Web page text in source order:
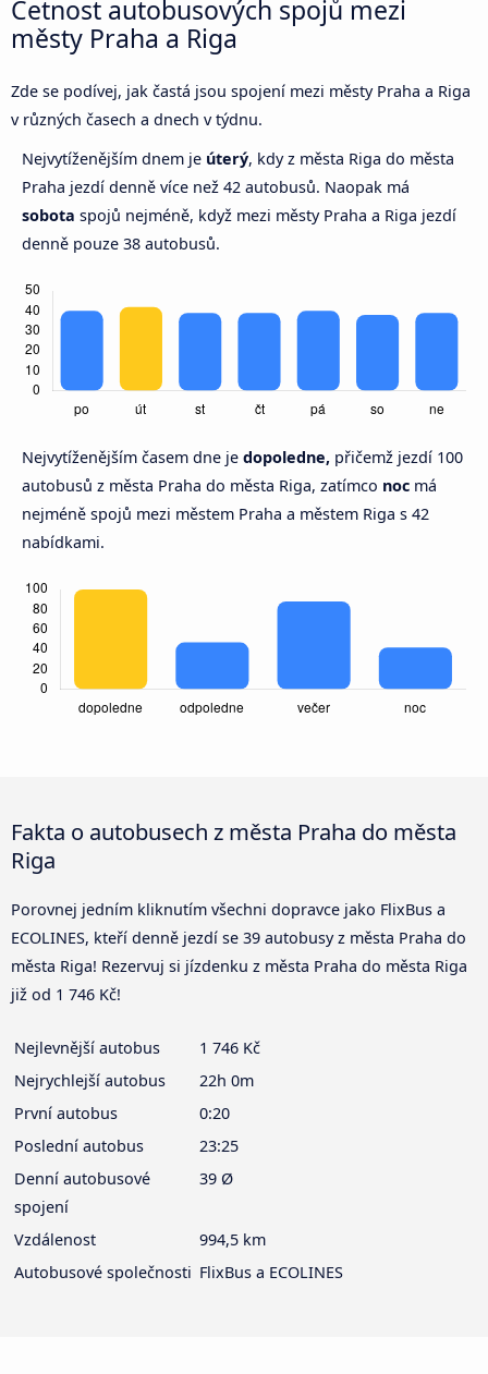
Četnost autobusových spojů mezi
městy Praha a Riga
Zde se podívej, jak častá jsou spojení mezi městy Praha a Riga
v různých časech a dnech v týdnu.
Nejvytíženějším dnem je úterý, kdy z města Riga do města
Praha jezdí denně více než 42 autobusů. Naopak má
sobota spojů nejméně, když mezi městy Praha a Riga jezdí
denně pouze 38 autobusů.
Nejvytíženějším časem dne je dopoledne, přičemž jezdí 100
autobusů z města Praha do města Riga, zatímco noc má
nejméně spojů mezi městem Praha a městem Riga s 42
nabídkami.
Fakta o autobusech z města Praha do města
Riga
Porovnej jedním kliknutím všechni dopravce jako FlixBus a
ECOLINES, kteří denně jezdí se 39 autobusy z města Praha do
města Riga! Rezervuj si jízdenku z města Praha do města Riga
již od 1 746 Kč!
Nejlevnější autobus
1 746 Kč
Nejrychlejší autobus
22h 0m
První autobus
0:20
Poslední autobus
23:25
Denní autobusové
spojení
39 Ø
Vzdálenost
994,5 km
Autobusové společnosti FlixBus a ECOLINES